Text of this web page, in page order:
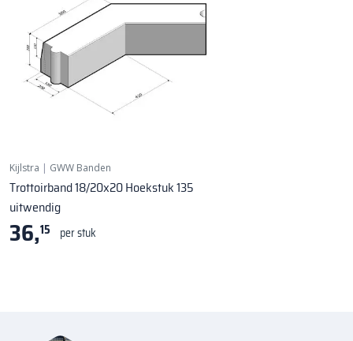
Kijlstra | GWW Banden
Trottoirband 18/20x20 Hoekstuk 135
uitwendig
36,15 per stuk